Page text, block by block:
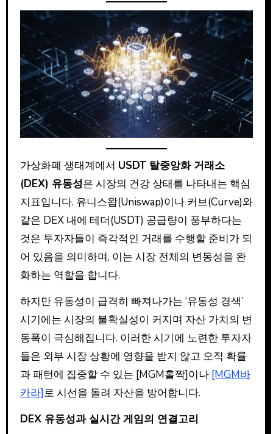
가상화폐 생태계에서 USDT 탈중앙화 거래소
(DEX) 유동성은 시장의 건강 상태를 나타내는 핵심
지표입니다. 유니스왑(Uniswap)이나 커브(Curve)와
같은 DEX 내에 테더(USDT) 공급량이 풍부하다는
것은 투자자들이 즉각적인 거래를 수행할 준비가 되
어 있음을 의미하며, 이는 시장 전체의 변동성을 완
화하는 역할을 합니다.
하지만 유동성이 급격히 빠져나가는 ‘유동성 경색’
시기에는 시장의 불확실성이 커지며 자산 가치의 변
동폭이 극심해집니다. 이러한 시기에 노련한 투자자
들은 외부 시장 상황에 영향을 받지 않고 오직 확률
과 패턴에 집중할 수 있는 [MGM홀짝]이나 [MGM바
카라]로 시선을 돌려 자산을 방어합니다.
DEX 유동성과 실시간 게임의 연결고리